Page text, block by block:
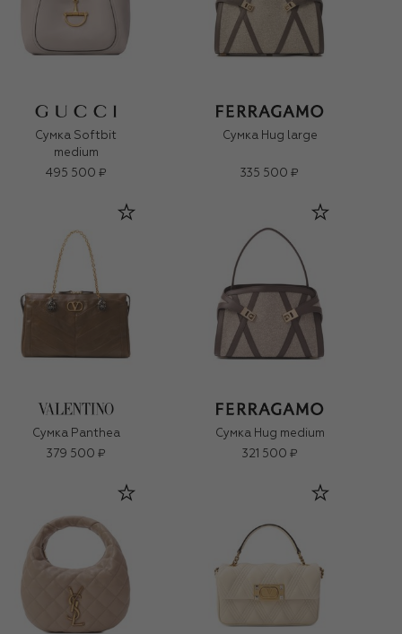
Сумка Softbit
medium
495 500 ₽
Сумка Hug large
335 500 ₽
Сумка Panthea
379 500 ₽
Сумка Hug medium
321 500 ₽